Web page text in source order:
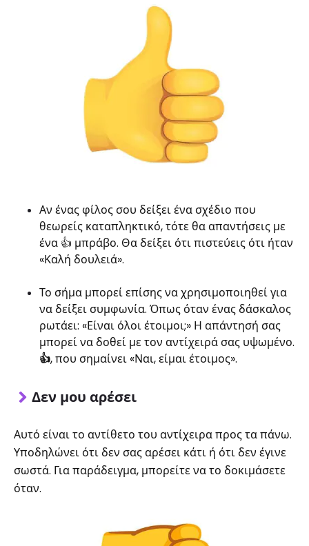
Αν ένας φίλος σου δείξει ένα σχέδιο που
θεωρείς καταπληκτικό, τότε θα απαντήσεις με
ένα 👍 μπράβο. Θα δείξει ότι πιστεύεις ότι ήταν
«Καλή δουλειά».
Το σήμα μπορεί επίσης να χρησιμοποιηθεί για
να δείξει συμφωνία. Όπως όταν ένας δάσκαλος
ρωτάει: «Είναι όλοι έτοιμοι;» Η απάντησή σας
μπορεί να δοθεί με τον αντίχειρά σας υψωμένο.
👍, που σημαίνει «Ναι, είμαι έτοιμος».
Δεν μου αρέσει
Αυτό είναι το αντίθετο του αντίχειρα προς τα πάνω.
Υποδηλώνει ότι δεν σας αρέσει κάτι ή ότι δεν έγινε
σωστά. Για παράδειγμα, μπορείτε να το δοκιμάσετε
όταν.